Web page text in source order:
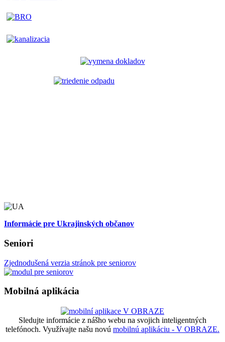
Informácie pre Ukrajinských občanov
Seniori
Zjednodušená verzia stránok pre seniorov
Mobilná aplikácia
Sledujte informácie z nášho webu na svojich inteligentných
telefónoch. Využívajte našu novú mobilnú aplikáciu - V OBRAZE.